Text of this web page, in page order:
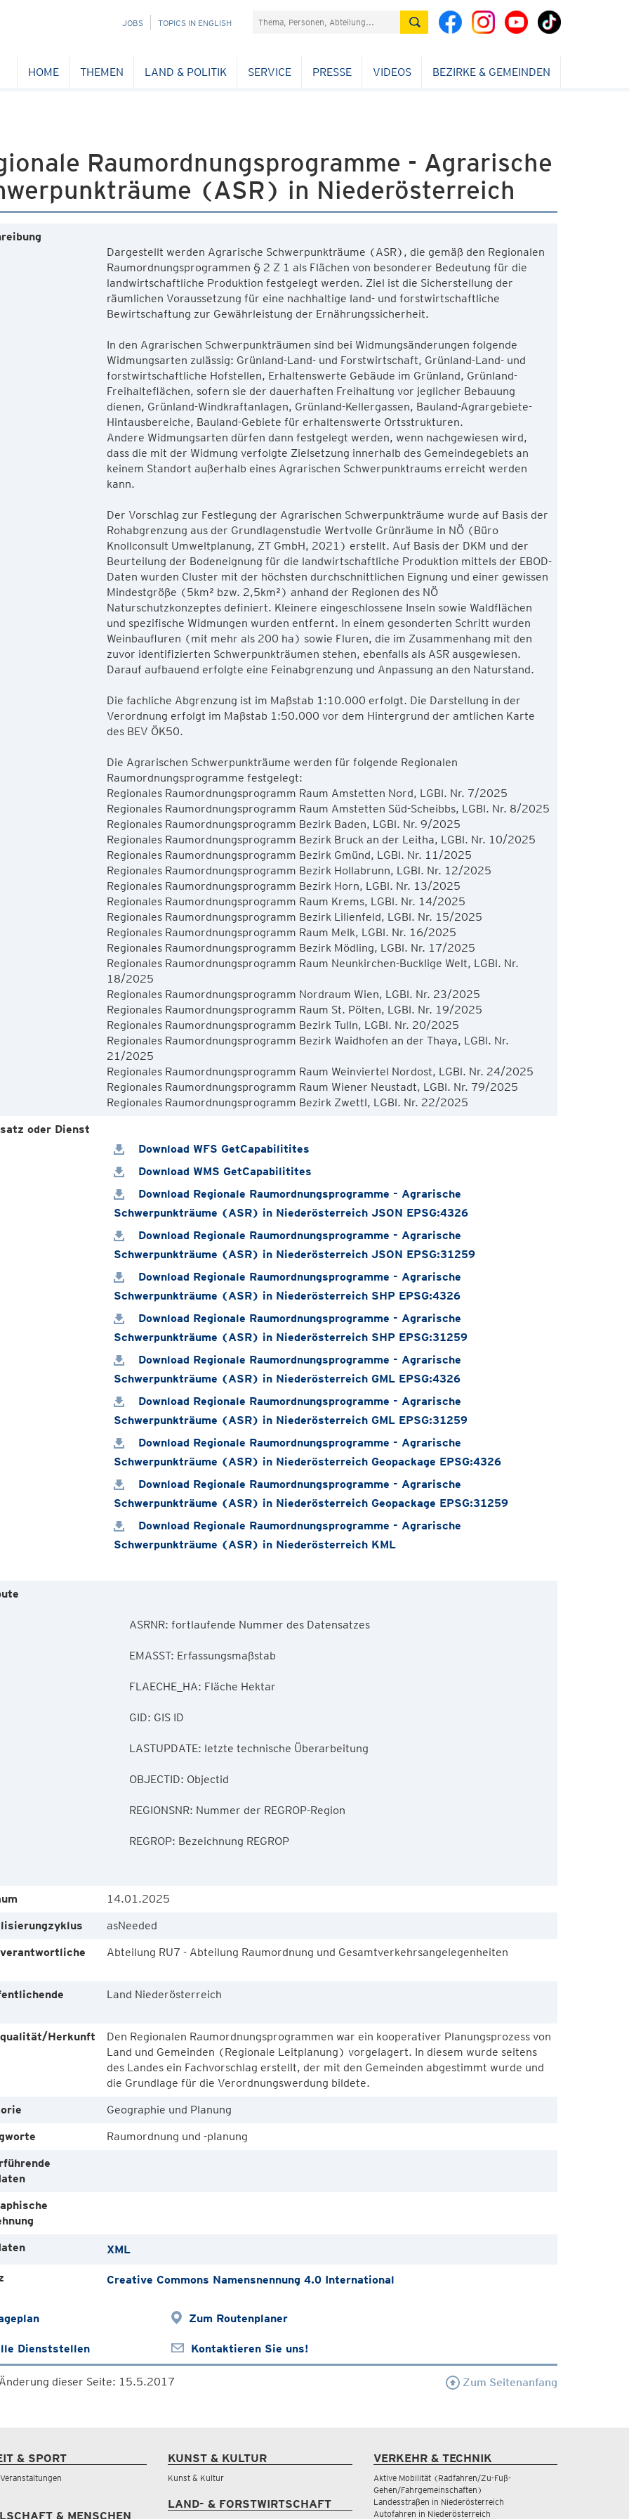
NAVIGATION
JOBS TOPICS IN ENGLISH Suchefeld
HOME THEMEN LAND & POLITIK SERVICE PRESSE VIDEOS BEZIRKE & GEMEINDEN
Raumordnungsprogramme - Agrarische
(ASR) in Niederösterreich
Dargestellt werden Agrarische Schwerpunkträume (ASR), die gemäß den Regionalen
Raumordnungsprogrammen § 2 Z 1 als Flächen von besonderer Bedeutung für die
landwirtschaftliche Produktion festgelegt werden. Ziel ist die Sicherstellung der
räumlichen Voraussetzung für eine nachhaltige land- und forstwirtschaftliche
Bewirtschaftung zur Gewährleistung der Ernährungssicherheit.
In den Agrarischen Schwerpunkträumen sind bei Widmungsänderungen folgende
Widmungsarten zulässig: Grünland-Land- und Forstwirtschaft, Grünland-Land- und
forstwirtschaftliche Hofstellen, Erhaltenswerte Gebäude im Grünland, Grünland-
Freihalteflächen, sofern sie der dauerhaften Freihaltung vor jeglicher Bebauung
dienen, Grünland-Windkraftanlagen, Grünland-Kellergassen, Bauland-Agrargebiete-
Hintausbereiche, Bauland-Gebiete für erhaltenswerte Ortsstrukturen.
Andere Widmungsarten dürfen dann festgelegt werden, wenn nachgewiesen wird,
dass die mit der Widmung verfolgte Zielsetzung innerhalb des Gemeindegebiets an
keinem Standort außerhalb eines Agrarischen Schwerpunktraums erreicht werden
kann.
Der Vorschlag zur Festlegung der Agrarischen Schwerpunkträume wurde auf Basis der
Rohabgrenzung aus der Grundlagenstudie Wertvolle Grünräume in NÖ (Büro
Knollconsult Umweltplanung, ZT GmbH, 2021) erstellt. Auf Basis der DKM und der
Beurteilung der Bodeneignung für die landwirtschaftliche Produktion mittels der EBOD-
Daten wurden Cluster mit der höchsten durchschnittlichen Eignung und einer gewissen
Mindestgröße (5km² bzw. 2,5km²) anhand der Regionen des NÖ
Naturschutzkonzeptes definiert. Kleinere eingeschlossene Inseln sowie Waldflächen
und spezifische Widmungen wurden entfernt. In einem gesonderten Schritt wurden
Weinbaufluren (mit mehr als 200 ha) sowie Fluren, die im Zusammenhang mit den
zuvor identifizierten Schwerpunkträumen stehen, ebenfalls als ASR ausgewiesen.
Darauf aufbauend erfolgte eine Feinabgrenzung und Anpassung an den Naturstand.
Die fachliche Abgrenzung ist im Maßstab 1:10.000 erfolgt. Die Darstellung in der
Verordnung erfolgt im Maßstab 1:50.000 vor dem Hintergrund der amtlichen Karte
des BEV ÖK50.
Die Agrarischen Schwerpunkträume werden für folgende Regionalen
Raumordnungsprogramme festgelegt:
Regionales Raumordnungsprogramm Raum Amstetten Nord, LGBl. Nr. 7/2025
Regionales Raumordnungsprogramm Raum Amstetten Süd-Scheibbs, LGBl. Nr. 8/2025
Regionales Raumordnungsprogramm Bezirk Baden, LGBl. Nr. 9/2025
Regionales Raumordnungsprogramm Bezirk Bruck an der Leitha, LGBl. Nr. 10/2025
Regionales Raumordnungsprogramm Bezirk Gmünd, LGBl. Nr. 11/2025
Regionales Raumordnungsprogramm Bezirk Hollabrunn, LGBl. Nr. 12/2025
Regionales Raumordnungsprogramm Bezirk Horn, LGBl. Nr. 13/2025
Regionales Raumordnungsprogramm Raum Krems, LGBl. Nr. 14/2025
Regionales Raumordnungsprogramm Bezirk Lilienfeld, LGBl. Nr. 15/2025
Regionales Raumordnungsprogramm Raum Melk, LGBl. Nr. 16/2025
Regionales Raumordnungsprogramm Bezirk Mödling, LGBl. Nr. 17/2025
Regionales Raumordnungsprogramm Raum Neunkirchen-Bucklige Welt, LGBl. Nr.
18/2025
Regionales Raumordnungsprogramm Nordraum Wien, LGBl. Nr. 23/2025
Regionales Raumordnungsprogramm Raum St. Pölten, LGBl. Nr. 19/2025
Regionales Raumordnungsprogramm Bezirk Tulln, LGBl. Nr. 20/2025
Regionales Raumordnungsprogramm Bezirk Waidhofen an der Thaya, LGBl. Nr.
21/2025
Regionales Raumordnungsprogramm Raum Weinviertel Nordost, LGBl. Nr. 24/2025
Regionales Raumordnungsprogramm Raum Wiener Neustadt, LGBl. Nr. 79/2025
oder Dienst
Download WFS GetCapabilitites
Download WMS GetCapabilitites
Download Regionale Raumordnungsprogramme - Agrarische
Schwerpunkträume (ASR) in Niederösterreich JSON EPSG:4326
Download Regionale Raumordnungsprogramme - Agrarische
Schwerpunkträume (ASR) in Niederösterreich JSON EPSG:31259
Download Regionale Raumordnungsprogramme - Agrarische
Schwerpunkträume (ASR) in Niederösterreich SHP EPSG:4326
Download Regionale Raumordnungsprogramme - Agrarische
Schwerpunkträume (ASR) in Niederösterreich SHP EPSG:31259
Download Regionale Raumordnungsprogramme - Agrarische
Schwerpunkträume (ASR) in Niederösterreich GML EPSG:4326
Download Regionale Raumordnungsprogramme - Agrarische
Schwerpunkträume (ASR) in Niederösterreich GML EPSG:31259
Download Regionale Raumordnungsprogramme - Agrarische
Schwerpunkträume (ASR) in Niederösterreich Geopackage EPSG:4326
Download Regionale Raumordnungsprogramme - Agrarische
Schwerpunkträume (ASR) in Niederösterreich Geopackage EPSG:31259
Download Regionale Raumordnungsprogramme - Agrarische
Schwerpunkträume (ASR) in Niederösterreich KML
14.01.2025
asNeeded
Abteilung RU7 - Abteilung Raumordnung und Gesamtverkehrsangelegenheiten
Land Niederösterreich
Herkunft
Den Regionalen Raumordnungsprogrammen war ein kooperativer Planungsprozess von
Land und Gemeinden (Regionale Leitplanung) vorgelagert. In diesem wurde seitens
des Landes ein Fachvorschlag erstellt, der mit den Gemeinden abgestimmt wurde und
die Grundlage für die Verordnungswerdung bildete.
Geographie und Planung
Raumordnung und -planung
XML
Creative Commons Namensnennung 4.0 International
Zum Routenplaner
Dienststellen Kontaktieren Sie uns!
dieser Seite: 15.5.2017 Zum Seitenanfang
& SPORT
& MENSCHEN
KUNST & KULTUR
Kunst & Kultur
LAND- & FORSTWIRTSCHAFT
VERKEHR & TECHNIK
Aktive Mobilität (Radfahren/Zu-Fuß-
Gehen/Fahrgemeinschaften)
Landesstraßen in Niederösterreich
Autofahren in Niederösterreich